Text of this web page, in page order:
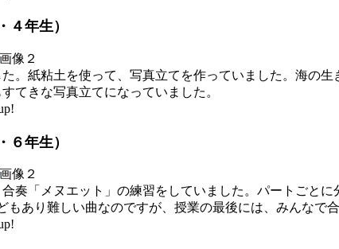
４年生）
。紙粘土を使って、写真立てを作っていました。海の
てきな写真立てになっていました。
６年生）
奏「メヌエット」の練習をしていました。パートごと
もあり難しい曲なのですが、授業の最後には、みんなで